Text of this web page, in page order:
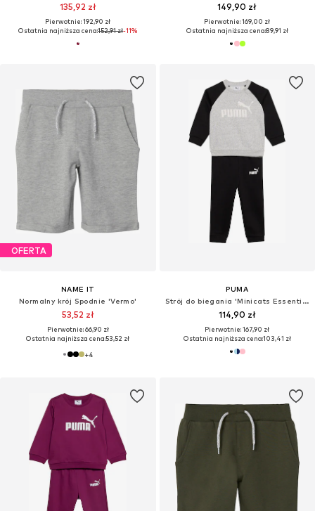
135,92 zł
Pierwotnie: 192,90 zł
Ostatnia najniższa cena:152,91 zł-11%
149,90 zł
Pierwotnie: 169,00 zł
Ostatnia najniższa cena:89,91 zł
OFERTA
NAME IT
Normalny krój Spodnie 'Vermo'
53,52 zł
Pierwotnie: 66,90 zł
Ostatnia najniższa cena:53,52 zł
+4
PUMA
Strój do biegania 'Minicats Essentials'
114,90 zł
Pierwotnie: 167,90 zł
Ostatnia najniższa cena:103,41 zł